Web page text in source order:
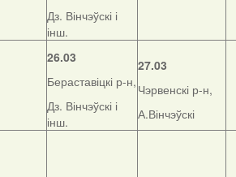
Дз. Вінчэўскі і
інш.
26.03
Бераставіцкі р-н,
Дз. Вінчэўскі і
інш.
27.03
Чэрвенскі р-н,
А.Вінчэўскі